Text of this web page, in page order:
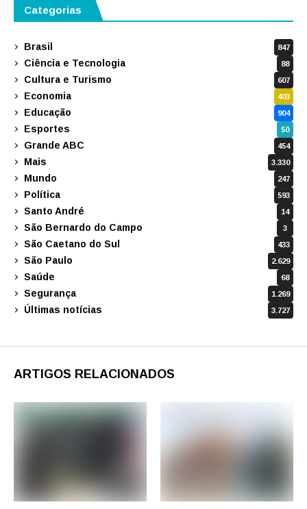
Categorias
Brasil 847
Ciência e Tecnologia 88
Cultura e Turismo 607
Economia 403
Educação 904
Esportes 50
Grande ABC 454
Mais 3.330
Mundo 247
Política 593
Santo André 14
São Bernardo do Campo 3
São Caetano do Sul 433
São Paulo 2.629
Saúde 68
Segurança 1.269
Últimas notícias 3.727
ARTIGOS RELACIONADOS